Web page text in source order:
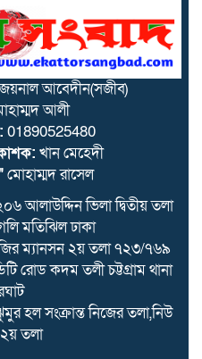
আজ রাজনৈতিক নেতাদের
প্রধানমন্ত্রীর সৌজন্য সাক্ষাৎ,
ঐক্যের বার্তা নিয়ে তারেক
আবেদীন(সজীব)
আলী
01890525480
খান মেহেদী
মোহাম্মদ রাসেল
আলাউদ্দিন ভিলা দ্বিতীয় তলা
মতিঝিল ঢাকা
ম্যানসন ২য় তলা ৭২৩/৭৬৯
রোড কদম তলী চট্টগ্রাম থানা
হল সংক্রান্ত নিজের তলা,নিউ
২য় তলা